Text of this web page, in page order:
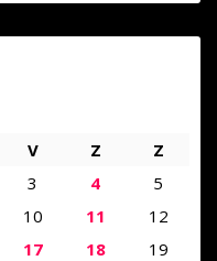
V Z
Z
3 4
5
10 11
12
17 18
19